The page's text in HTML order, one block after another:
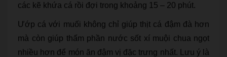
các kẽ khứa cá rồi đợi trong khoảng 15 – 20 phút.
Ướp cá với muối không chỉ giúp thịt cá đậm đà hơn
mà còn giúp thấm phần nước sốt xí muội chua ngọt
nhiều hơn để món ăn đậm vị đặc trưng nhất. Lưu ý là